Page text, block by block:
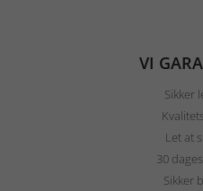
VI
Sikker
Let at
30
Sikker